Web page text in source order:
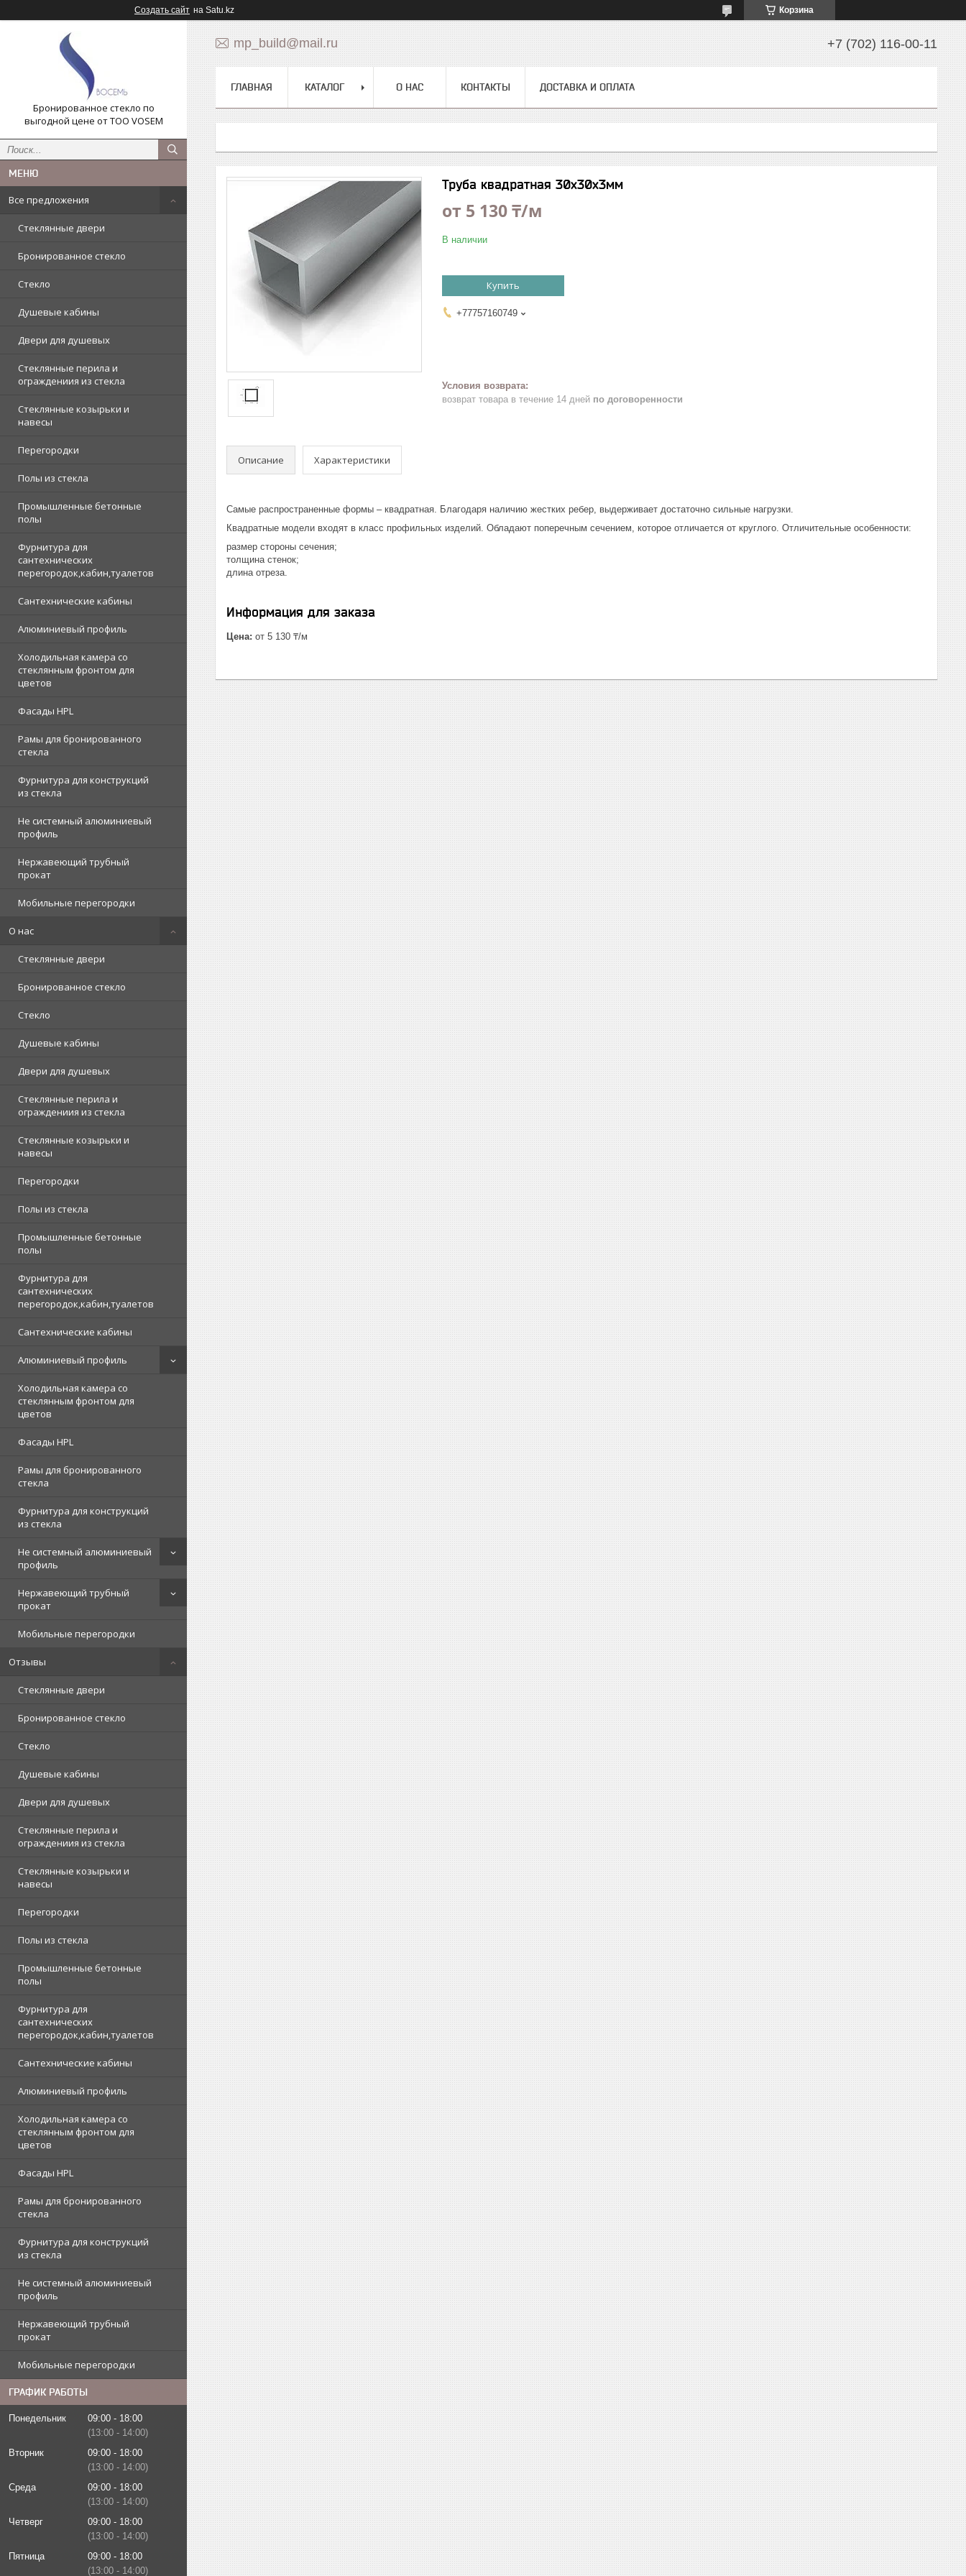
Создать сайт на Satu.kz Корзина
Бронированное стекло по
выгодной цене от ТОО VOSEM
Все предложения
Стеклянные двери
Бронированное стекло
Стекло
Душевые кабины
Двери для душевых
Стеклянные перила и
ограждениия из стекла
Стеклянные козырьки и
навесы
Перегородки
Полы из стекла
Промышленные бетонные
полы
Фурнитура для
сантехнических
перегородок,кабин,туалетов
Сантехнические кабины
Алюминиевый профиль
Холодильная камера со
стеклянным фронтом для
цветов
Фасады HPL
Рамы для бронированного
стекла
Фурнитура для конструкций
из стекла
Не системный алюминиевый
профиль
Нержавеющий трубный
прокат
Мобильные перегородки
О нас
Стеклянные двери
Бронированное стекло
Стекло
Душевые кабины
Двери для душевых
Стеклянные перила и
ограждениия из стекла
Стеклянные козырьки и
навесы
Перегородки
Полы из стекла
Промышленные бетонные
полы
Фурнитура для
сантехнических
перегородок,кабин,туалетов
Сантехнические кабины
Алюминиевый профиль
Холодильная камера со
стеклянным фронтом для
цветов
Фасады HPL
Рамы для бронированного
стекла
Фурнитура для конструкций
из стекла
Не системный алюминиевый
профиль
Нержавеющий трубный
прокат
Мобильные перегородки
Отзывы
Стеклянные двери
Бронированное стекло
Стекло
Душевые кабины
Двери для душевых
Стеклянные перила и
ограждениия из стекла
Стеклянные козырьки и
навесы
Перегородки
Полы из стекла
Промышленные бетонные
полы
Фурнитура для
сантехнических
перегородок,кабин,туалетов
Сантехнические кабины
Алюминиевый профиль
Холодильная камера со
стеклянным фронтом для
цветов
Фасады HPL
Рамы для бронированного
стекла
Фурнитура для конструкций
из стекла
Не системный алюминиевый
профиль
Нержавеющий трубный
прокат
Мобильные перегородки
ГРАФИК РАБОТЫ
Понедельник 09:00
18:00
13:00
14:00
Вторник
09:00
18:00
13:00
14:00
Среда
09:00
18:00
13:00
14:00
Четверг
09:00
18:00
13:00
14:00
Пятница
09:00
18:00
13:00
14:00
mp_build@mail.ru +7 (702) 116-00-11
ГЛАВНАЯ КАТАЛОГ О НАС КОНТАКТЫ ДОСТАВКА И ОПЛАТА
Труба квадратная 30х30х3мм
от 5 130 ₸/м
В наличии
Купить
+77757160749
возврат товара в течение 14 дней по договоренности
Описание Характеристики
Самые распространенные формы – квадратная. Благодаря наличию жестких ребер, выдерживает достаточно сильные нагрузки.
Квадратные модели входят в класс профильных изделий. Обладают поперечным сечением, которое отличается от круглого. Отличительные особенности:
размер стороны сечения;
толщина стенок;
длина отреза.
Информация для заказа
Цена: от 5 130 ₸/м